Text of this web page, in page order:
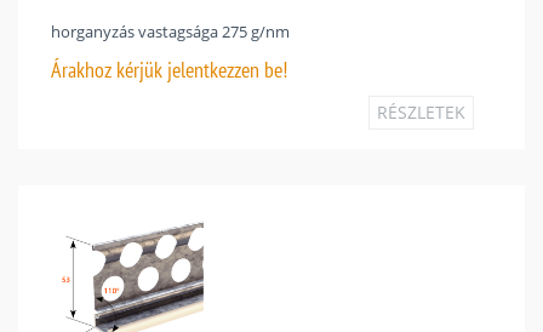
horganyzás vastagsága 275 g/nm
Árakhoz kérjük jelentkezzen be!
RÉSZLETEK